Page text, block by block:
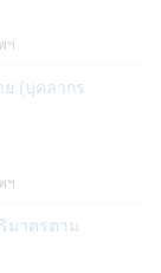
ฯ
(บุคลากร
ฯ
มาตรตาม